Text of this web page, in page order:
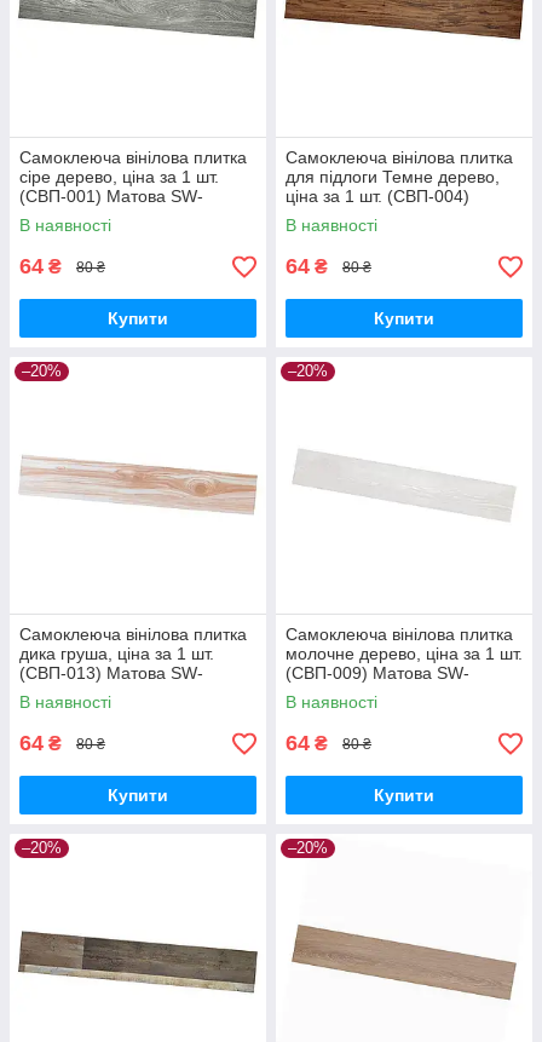
Самоклеюча вінілова плитка
сіре дерево, ціна за 1 шт.
(СВП-001) Матова SW-
00000283
В наявності
64 ₴ 80 ₴
Купити
Самоклеюча вінілова плитка
для підлоги Темне дерево,
ціна за 1 шт. (СВП-004)
Матова SW-00000222
В наявності
64 ₴ 80 ₴
Купити
–20%
Самоклеюча вінілова плитка
дика груша, ціна за 1 шт.
(СВП-013) Матова SW-
00001132
В наявності
64 ₴ 80 ₴
Купити
–20%
Самоклеюча вінілова плитка
молочне дерево, ціна за 1 шт.
(СВП-009) Матова SW-
00000287
В наявності
64 ₴ 80 ₴
Купити
–20% –20%